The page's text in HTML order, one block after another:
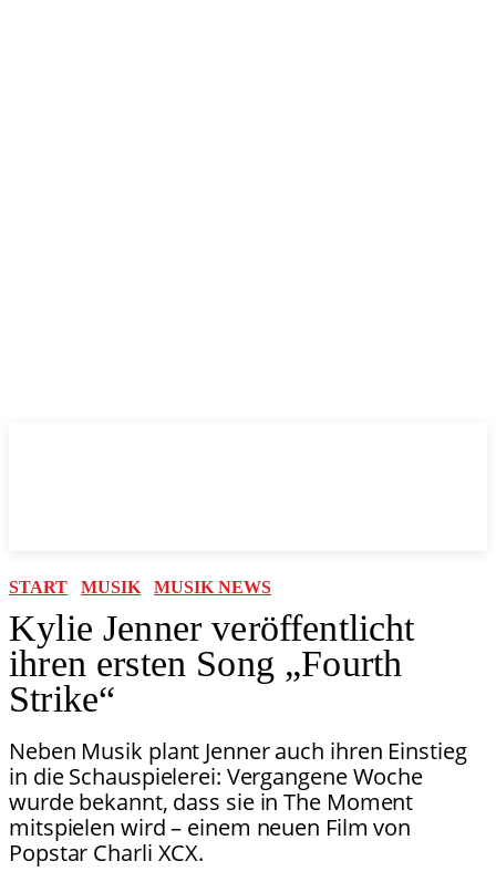
START MUSIK MUSIK NEWS
Kylie Jenner veröffentlicht
ihren ersten Song „Fourth
Strike“
Neben Musik plant Jenner auch ihren Einstieg
in die Schauspielerei: Vergangene Woche
wurde bekannt, dass sie in The Moment
mitspielen wird – einem neuen Film von
Popstar Charli XCX.